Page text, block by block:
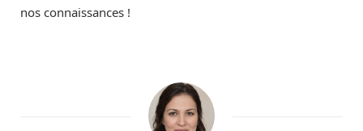
nos connaissances !